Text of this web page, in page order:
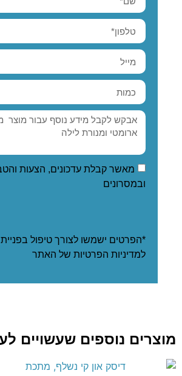
מאשר קבלת עדכונים, הצעות
ובמסרונים
*הפרטים ישמשו לצורך טיפול
למדיניות הפרטיות של האתר
מוצרים נוספים שעשויים